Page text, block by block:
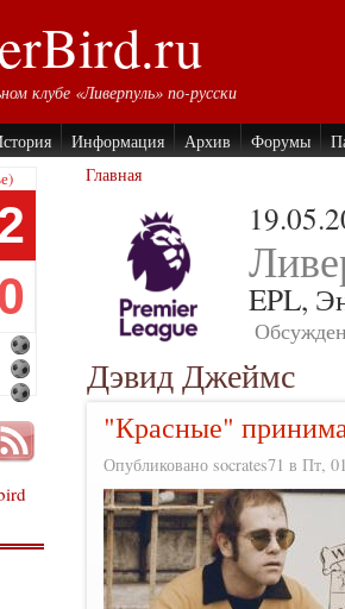
клубе «Ливерпуль» по-русски
Информация Архив Форумы
Главная
EPL,
Дэвид Джеймс
"Красные"
Опубликовано socrates71 в Пт,